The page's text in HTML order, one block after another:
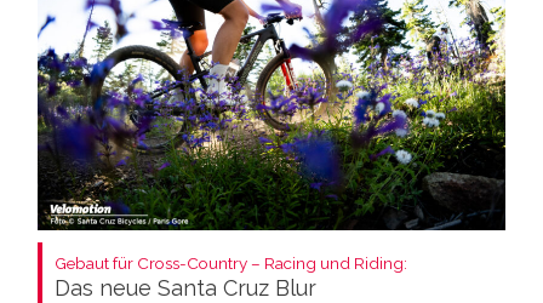
Gebaut für Cross-Country – Racing und Riding:
Das neue Santa Cruz Blur